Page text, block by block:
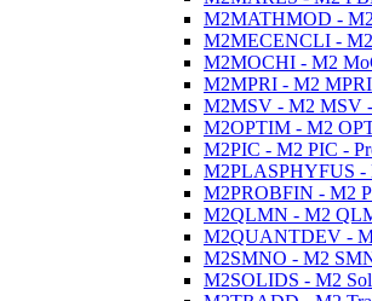
M2MATHMOD -
M2MECENCLI - M2
M2MOCHI - M2
M2MPRI - M2 MPRI
M2MSV - M2 MSV -
M2OPTIM - M2
M2PIC - M2 PIC -
M2PLASPHYFUS -
M2PROBFIN - M2
M2QLMN - M2
M2QUANTDEV -
M2SMNO - M2
M2SOLIDS - M2